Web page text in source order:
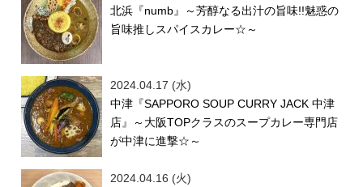
北浜『numb』～芳醇なる出汁の旨味!!魅惑の
旨味推しスパイスカレー☆～
2024.04.17 (水)
中津『SAPPORO SOUP CURRY JACK 中津
店』～大阪TOPクラスのスープカレー専門店
が中津に進撃☆～
2024.04.16 (火)